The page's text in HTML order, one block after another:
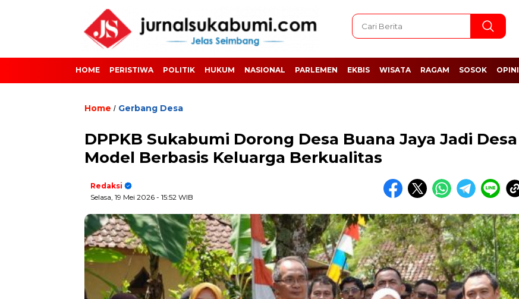
HOME PERISTIWA POLITIK HUKUM NASIONAL PARLEMEN EKBIS WISATA RAGAM SOSOK OPINI
Home / Gerbang Desa
DPPKB Sukabumi Dorong Desa Buana Jaya Jadi Desa
Model Berbasis Keluarga Berkualitas
Redaksi
Selasa, 19 Mei 2026 - 15:52 WIB